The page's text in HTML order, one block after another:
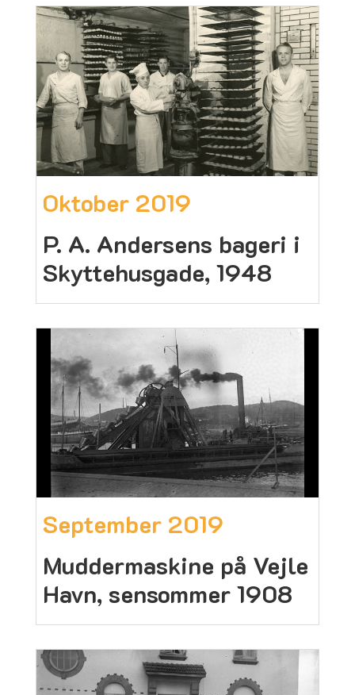
Oktober 2019
P. A. Andersens bageri i
Skyttehusgade, 1948
September 2019
Muddermaskine på Vejle
Havn, sensommer 1908